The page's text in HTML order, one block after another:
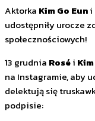
Aktorka Kim Go Euni
udostępniły urocze
społecznościowych!
13 grudnia Roséi
na Instagramie, aby
delektują się
podpisie: